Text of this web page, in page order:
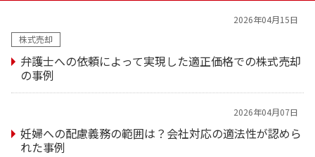
2026年04月15日
株式売却
弁護士への依頼によって実現した適正価格での株式売却
の事例
2026年04月07日
妊婦への配慮義務の範囲は？会社対応の適法性が認めら
れた事例